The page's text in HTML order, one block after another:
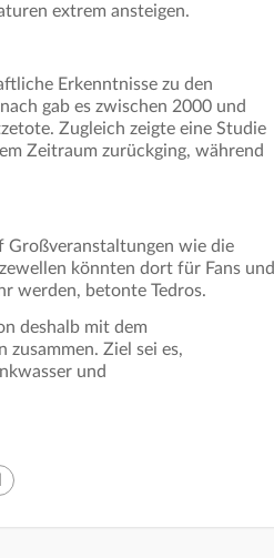
extrem ansteigen.
Erkenntnisse zu den
gab es zwischen 2000 und
Zugleich zeigte eine Studie
Zeitraum zurückging, während
Großveranstaltungen wie die
könnten dort für Fans und
werden, betonte Tedros.
deshalb mit dem
Ziel sei es,
und